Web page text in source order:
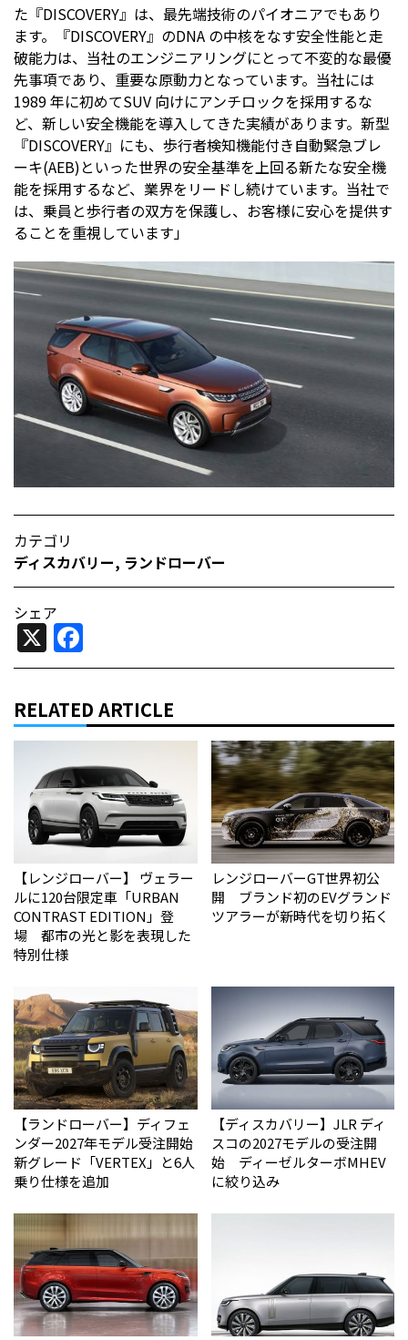
た『DISCOVERY』は、最先端技術のパイオニアでもあり
ます。『DISCOVERY』のDNA の中核をなす安全性能と走
破能力は、当社のエンジニアリングにとって不変的な最優
先事項であり、重要な原動力となっています。当社には
1989 年に初めてSUV 向けにアンチロックを採用するな
ど、新しい安全機能を導入してきた実績があります。新型
『DISCOVERY』にも、歩行者検知機能付き自動緊急ブレ
ーキ(AEB)といった世界の安全基準を上回る新たな安全機
能を採用するなど、業界をリードし続けています。当社で
は、乗員と歩行者の双方を保護し、お客様に安心を提供す
ることを重視しています」
カテゴリ
ディスカバリー, ランドローバー
シェア
X
RELATED ARTICLE
【レンジローバー】 ヴェラー
ルに120台限定車「URBAN
CONTRAST EDITION」登
場 都市の光と影を表現した
特別仕様
レンジローバーGT世界初公
開 ブランド初のEVグランド
ツアラーが新時代を切り拓く
【ランドローバー】ディフェ
ンダー2027年モデル受注開始
新グレード「VERTEX」と6人
乗り仕様を追加
【ディスカバリー】JLR ディ
スコの2027モデルの受注開
始 ディーゼルターボMHEV
に絞り込み